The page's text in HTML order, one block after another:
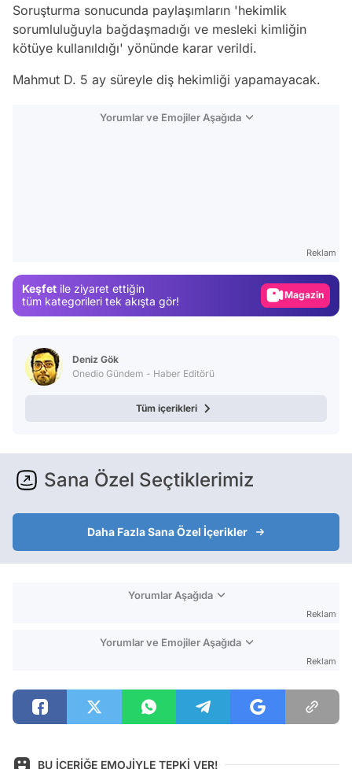
Soruşturma sonucunda paylaşımların 'hekimlik
sorumluluğuyla bağdaşmadığı ve mesleki kimliğin
kötüye kullanıldığı' yönünde karar verildi.
Mahmut D. 5 ay süreyle diş hekimliği yapamayacak.
Yorumlar ve Emojiler Aşağıda
Reklam
Keşfet ile ziyaret ettiğin
tüm kategorileri tek akışta gör!
Magazin
Deniz Gök
Onedio Gündem - Haber Editörü
Tüm içerikleri
Sana Özel Seçtiklerimiz
Daha Fazla Sana Özel İçerikler
Yorumlar Aşağıda
Reklam
Yorumlar ve Emojiler Aşağıda
Reklam
BU İÇERİĞE EMOJİYLE TEPKİ VER!